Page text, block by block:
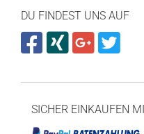
DU FINDEST UNS AUF
SICHER EINKAUFEN